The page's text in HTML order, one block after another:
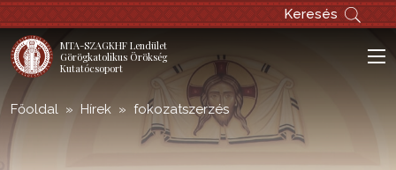
Keresés
MTA-SZAGKHF Lendület
Görögkatolikus Örökség
Kutatócsoport
Főoldal Hírek fokozatszerzés